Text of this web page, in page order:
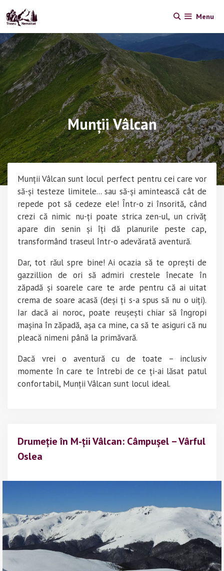
to
content
Menu
Munții Vâlcan
Munții Vâlcan sunt locul perfect pentru cei care vor
să-și testeze limitele... sau să-și amintească cât de
repede pot să cedeze ele! Într-o zi însorită, când
crezi că nimic nu-ți poate strica zen-ul, un crivăț
apare din senin și îți dă planurile peste cap,
transformând traseul într-o adevărată aventură.
Dar, tot răul spre bine! Ai ocazia să te oprești de
gazzillion de ori să admiri crestele înecate în
zăpadă și soarele care te arde pentru că ai uitat
crema de soare acasă (deși ți s-a spus să nu o uiți).
Iar dacă ai noroc, poate reușești chiar să îngropi
mașina în zăpadă, așa ca mine, ca să te asiguri că nu
pleacă nimeni până la primăvară.
Dacă vrei o aventură cu de toate – inclusiv
momente în care te întrebi de ce ți-ai lăsat patul
confortabil, Munții Vâlcan sunt locul ideal​.
Drumeție în M-ții Vâlcan: Câmpușel – Vârful
Oslea